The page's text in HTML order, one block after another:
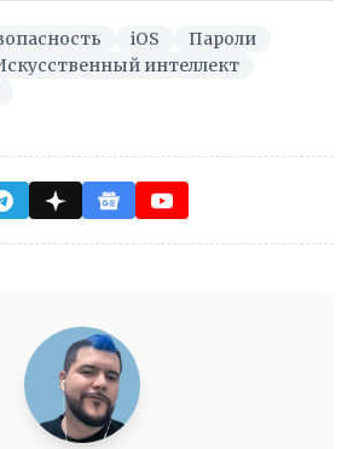
iOS
Пароли
интеллект